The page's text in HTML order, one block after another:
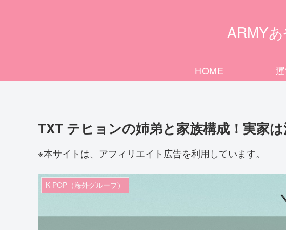
ARMY
HOME
TXT テヒョンの姉弟と家族構成！実家
※本サイトは、アフィリエイト広告を利用しています。
K-POP（海外グループ）